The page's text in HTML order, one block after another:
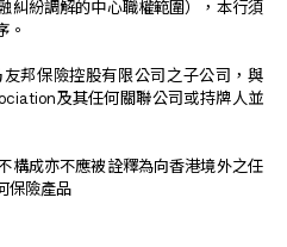
糾紛調解的中心職權範圍），本行須
。
邦保險控股有限公司之子公司，與
及其任何關聯公司或持牌人並
構成亦不應被詮釋為向香港境外之任
保險產品